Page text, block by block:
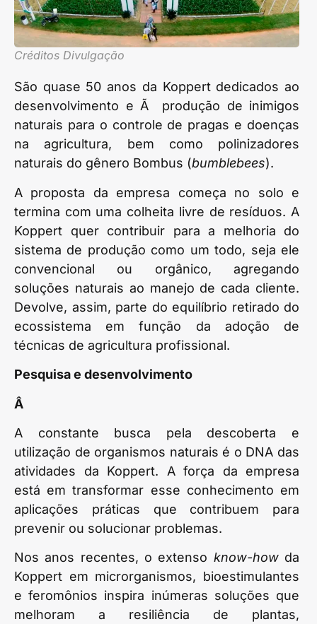
Créditos Divulgação
São quase 50 anos da Koppert dedicados ao
desenvolvimento e Ã produção de inimigos
naturais para o controle de pragas e doenças
na agricultura, bem como polinizadores
naturais do gênero Bombus (bumblebees).
A proposta da empresa começa no solo e
termina com uma colheita livre de resíduos. A
Koppert quer contribuir para a melhoria do
sistema de produção como um todo, seja ele
convencional ou orgânico, agregando
soluções naturais ao manejo de cada cliente.
Devolve, assim, parte do equilíbrio retirado do
ecossistema em função da adoção de
técnicas de agricultura profissional.
Pesquisa e desenvolvimento
Â
A constante busca pela descoberta e
utilização de organismos naturais é o DNA das
atividades da Koppert. A força da empresa
está em transformar esse conhecimento em
aplicações práticas que contribuem para
prevenir ou solucionar problemas.
Nos anos recentes, o extenso know-howda
Koppert em microrganismos, bioestimulantes
e feromônios inspira inúmeras soluções que
melhoram a resiliência de plantas,